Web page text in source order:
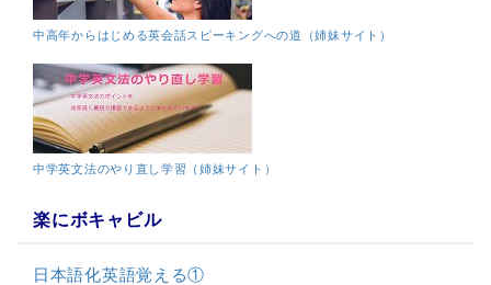
中高年からはじめる英会話スピーキングへの道（姉妹サイト）
中学英文法のやり直し学習（姉妹サイト）
楽にボキャビル
日本語化英語覚える①